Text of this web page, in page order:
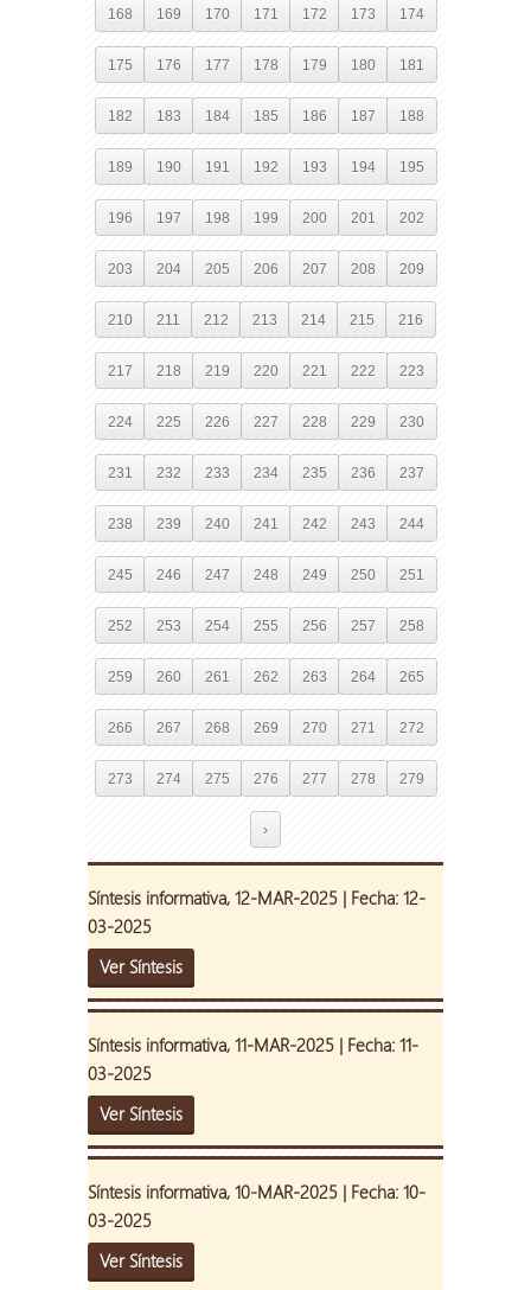
168 169 170 171 172 173 174
175 176 177 178 179 180 181
182 183 184 185 186 187 188
189 190 191 192 193 194 195
196 197 198 199 200 201 202
203 204 205 206 207 208 209
210 211 212 213 214 215 216
217 218 219 220 221 222 223
224 225 226 227 228 229 230
231 232 233 234 235 236 237
238 239 240 241 242 243 244
245 246 247 248 249 250 251
252 253 254 255 256 257 258
259 260 261 262 263 264 265
266 267 268 269 270 271 272
273 274 275 276 277 278 279
›
Síntesis informativa, 12-MAR-2025 | Fecha: 12-
03-2025
Ver Síntesis
Síntesis informativa, 11-MAR-2025 | Fecha: 11-
03-2025
Ver Síntesis
Síntesis informativa, 10-MAR-2025 | Fecha: 10-
03-2025
Ver Síntesis